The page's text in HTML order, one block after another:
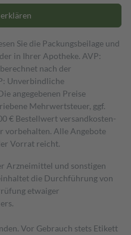
Sie die Packungsbeilage und
in Ihrer Apotheke. AVP:
nach der
Unverbindliche
angegebenen Preise
Mehrwertsteuer, ggf.
€ Bestell­wert versand­kosten­
vorbehalten. Alle Angebote
Vorrat reicht.
Arzneimittel und sonstigen
die Durchführung von
etwaiger
Vor Gebrauch stets Etikett